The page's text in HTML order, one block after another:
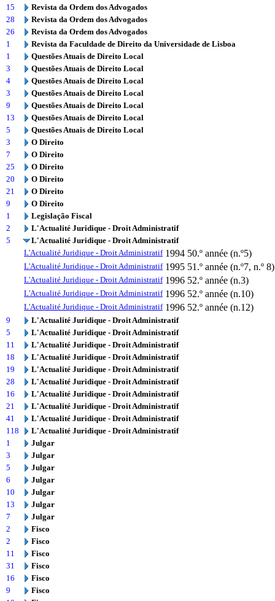
15
Revista da Ordem dos Advogados
28
Revista da Ordem dos Advogados
26
Revista da Ordem dos Advogados
1
Revista da Faculdade de Direito da Universidade de Lisboa
1
Questões Atuais de Direito Local
3
Questões Atuais de Direito Local
4
Questões Atuais de Direito Local
3
Questões Atuais de Direito Local
9
Questões Atuais de Direito Local
13
Questões Atuais de Direito Local
5
Questões Atuais de Direito Local
3
O Direito
7
O Direito
25
O Direito
20
O Direito
21
O Direito
9
O Direito
1
Legislação Fiscal
2
L'Actualité Juridique - Droit Administratif
5
L'Actualité Juridique - Droit Administratif
L'Actualité Juridique - Droit Administratif 1994 50.º année (n.º5)
L'Actualité Juridique - Droit Administratif 1995 51.º année (n.º7, n.º 8)
L'Actualité Juridique - Droit Administratif 1996 52.º année (n.3)
L'Actualité Juridique - Droit Administratif 1996 52.º année (n.10)
L'Actualité Juridique - Droit Administratif 1996 52.º année (n.12)
9
L'Actualité Juridique - Droit Administratif
5
L'Actualité Juridique - Droit Administratif
11
L'Actualité Juridique - Droit Administratif
18
L'Actualité Juridique - Droit Administratif
19
L'Actualité Juridique - Droit Administratif
28
L'Actualité Juridique - Droit Administratif
16
L'Actualité Juridique - Droit Administratif
21
L'Actualité Juridique - Droit Administratif
41
L'Actualité Juridique - Droit Administratif
118
L'Actualité Juridique - Droit Administratif
1
Julgar
3
Julgar
5
Julgar
6
Julgar
10
Julgar
13
Julgar
7
Julgar
2
Fisco
2
Fisco
11
Fisco
31
Fisco
16
Fisco
9
Fisco